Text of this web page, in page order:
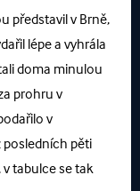
představil v Brně,
lépe a vyhrála
doma minulou
prohru v
v
pěti
tabulce se tak